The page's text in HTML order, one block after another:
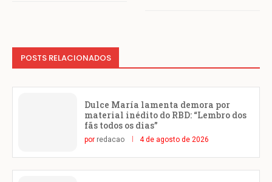
POSTS RELACIONADOS
Dulce María lamenta demora por
material inédito do RBD: “Lembro dos
fãs todos os dias”
por redacao 4 de agosto de 2026